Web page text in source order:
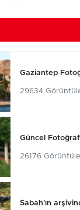
Gaziantep
29634
Güncel
26176
Sabah'ın